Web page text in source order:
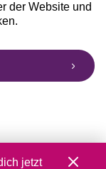
der Website und
jetzt